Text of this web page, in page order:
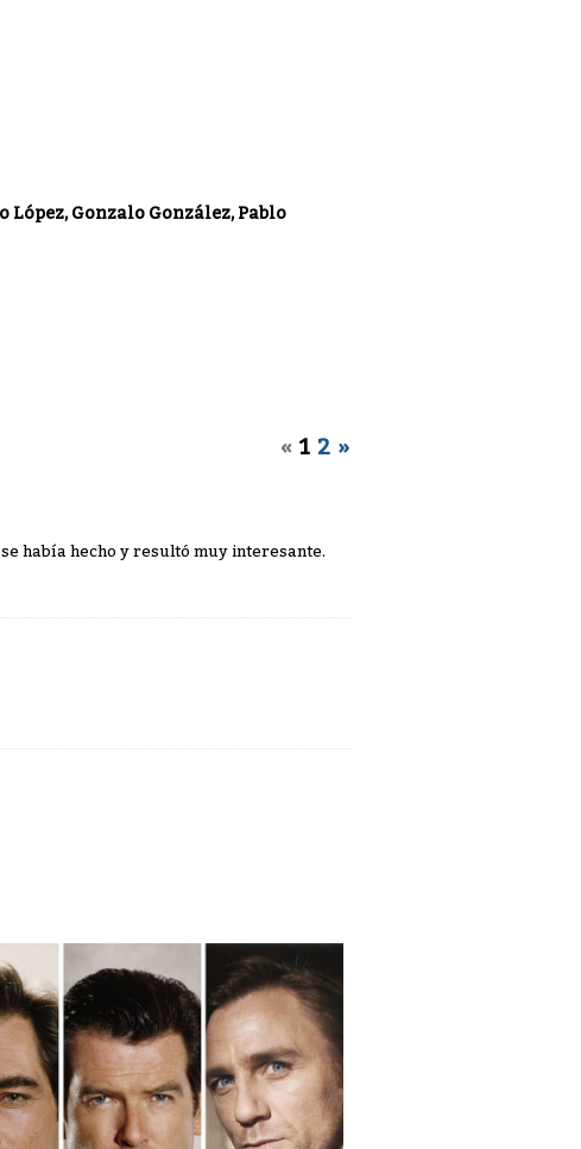
Gonzalo González, Pablo
« 1 2 »
había hecho y resultó muy interesante.